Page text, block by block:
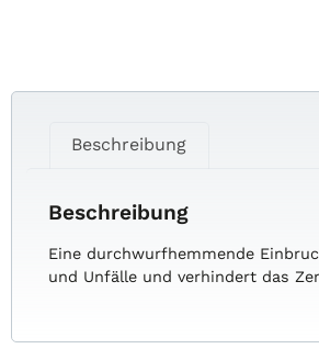
Beschreibung
Beschreibung
Eine durchwurfhemmende
und Unfälle und verhindert das